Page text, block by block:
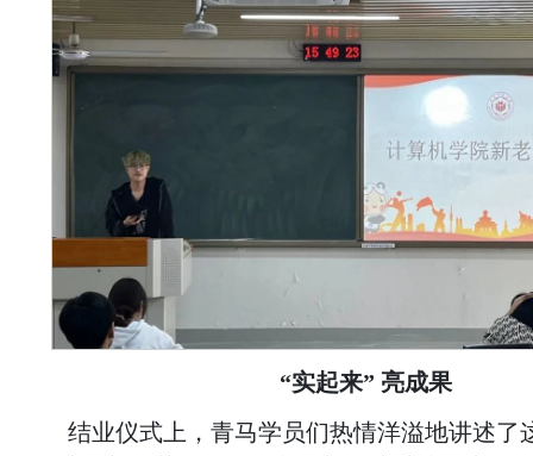
“实起来” 亮成果
结业仪式上，青马学员们热情洋溢地讲述了